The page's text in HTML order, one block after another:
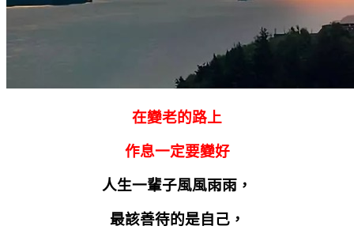
在變老的路上
作息一定要變好
人生一輩子風風雨雨，
最該善待的是自己，